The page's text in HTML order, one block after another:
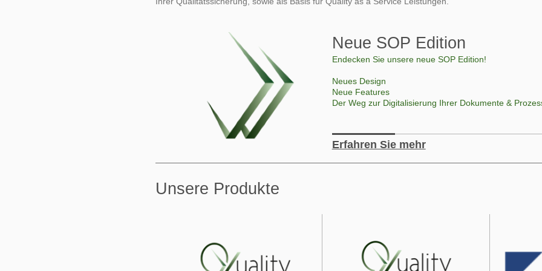
Neue SOP Edition
Endecken Sie unsere neue SOP Edition!
Neues Design
Neue Features
Der Weg zur Digitalisierung Ihrer Dokumente &
Erfahren Sie mehr
Unsere Produkte